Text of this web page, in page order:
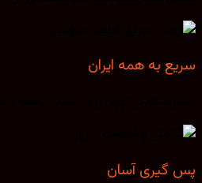
سریع به همه ایران
پس گیری آسان